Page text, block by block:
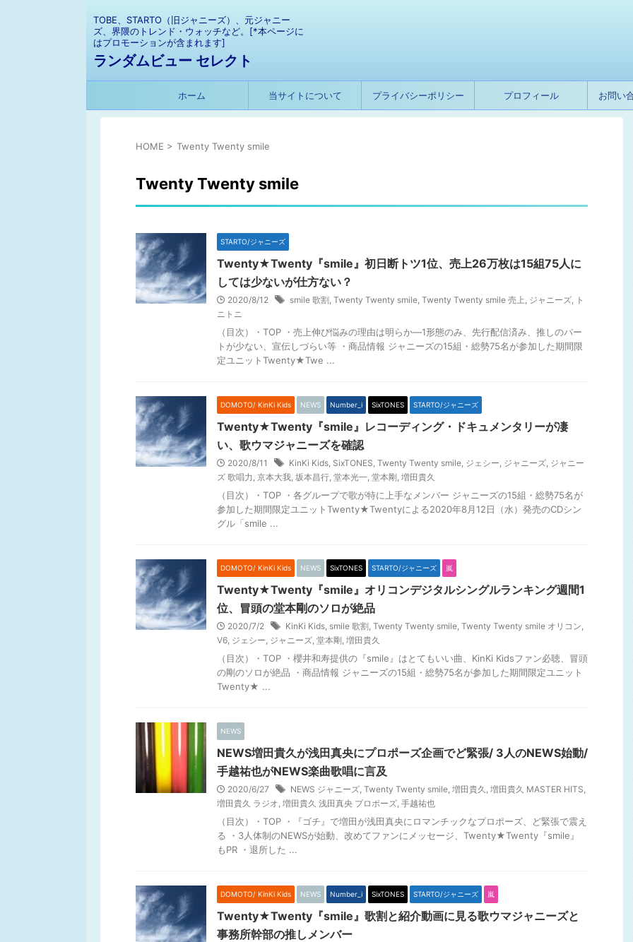
TOBE、STARTO（旧ジャニーズ）、元ジャニー
ズ、界隈のトレンド・ウォッチなど。[*本ページに
はプロモーションが含まれます]
ランダムビュー セレクト
ホーム 当サイトについて プライバシーポリシー プロフィール お問い
HOME > Twenty Twenty smile
Twenty Twenty smile
STARTO/ジャニーズ
Twenty★Twenty『smile』初日断トツ1位、売上26万枚は15組75人に
しては少ないが仕方ない？
2020/8/12 smile 歌割 , Twenty Twenty smile, Twenty Twenty smile 売上, ジャニーズ, ト
ニトニ
（目次）・TOP ・売上伸び悩みの理由は明らか―1形態のみ、先行配信済み、推しのパー
トが少ない、宣伝しづらい等 ・商品情報 ジャニーズの15組・総勢75名が参加した期間限
定ユニットTwenty★Twe ...
DOMOTO/ KinKi Kids NEWS Number_i SixTONES STARTO/ジャニーズ
Twenty★Twenty『smile』レコーディング・ドキュメンタリーが凄
い、歌ウマジャニーズを確認
2020/8/11 KinKi Kids, SixTONES, Twenty Twenty smile, ジェシー, ジャニーズ, ジャニー
ズ 歌唱力, 京本大我, 坂本昌行, 堂本光一, 堂本剛, 増田貴久
（目次）・TOP ・各グループで歌が特に上手なメンバー ジャニーズの15組・総勢75名が
参加した期間限定ユニットTwenty★Twentyによる2020年8月12日（水）発売のCDシン
グル「smile ...
DOMOTO/ KinKi Kids NEWS SixTONES STARTO/ジャニーズ 嵐
Twenty★Twenty『smile』オリコンデジタルシングルランキング週間1
位、冒頭の堂本剛のソロが絶品
2020/7/2 KinKi Kids, smile 歌割 , Twenty Twenty smile, Twenty Twenty smile オリコン,
V6, ジェシー, ジャニーズ, 堂本剛, 増田貴久
（目次）・TOP ・櫻井和寿提供の『smile』はとてもいい曲、KinKi Kidsファン必聴、冒頭
の剛のソロが絶品 ・商品情報 ジャニーズの15組・総勢75名が参加した期間限定ユニット
Twenty★ ...
NEWS
NEWS増田貴久が浅田真央にプロポーズ企画でど緊張/ 3人のNEWS始動/
手越祐也がNEWS楽曲歌唱に言及
2020/6/27 NEWS ジャニーズ, Twenty Twenty smile, 増田貴久 , 増田貴久 MASTER HITS,
増田貴久 ラジオ, 増田貴久 浅田真央 プロポーズ, 手越祐也
（目次）・TOP ・『ゴチ』で増田が浅田真央にロマンチックなプロポーズ、ど緊張で震え
る ・3人体制のNEWSが始動、改めてファンにメッセージ、Twenty★Twenty『smile』
もPR ・退所した ...
DOMOTO/ KinKi Kids NEWS Number_i SixTONES STARTO/ジャニーズ 嵐
Twenty★Twenty『smile』歌割と紹介動画に見る歌ウマジャニーズと
事務所幹部の推しメンバー